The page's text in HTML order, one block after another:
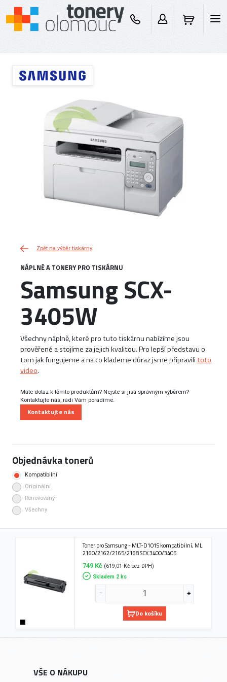
Zpět na výběr tiskárny
NÁPLNĚ A TONERY PRO TISKÁRNU
Samsung SCX-
3405W
Všechny náplně, které pro tuto tiskárnu nabízíme jsou
prověřené a stojíme za jejich kvalitou. Pro lepší představu o
tom jak fungujeme a na co klademe důraz jsme připravilitoto
video.
Máte dotaz k těmto produktům? Nejste si jisti správným výběrem?
Kontaktujte nás, rádi Vám poradíme.
Kontaktujte nás
Objednávka tonerů
Kompatibilní
Originální
Renovovaný
Všechny
Toner pro Samsung - MLT-D101S kompatibilní, ML
2160/2162/2165/2168 SCX 3400/3405
749 Kč (619,01 Kč bez DPH)
Skladem 2 ks
Do košíku
VŠE O NÁKUPU